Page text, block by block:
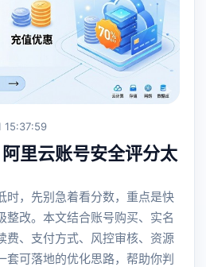
15:37:59
里云账号安全评分太
时，先别急着看分数，重点是快
整改。本文结合账号购买、实名
费、支付方式、风控审核、资源
套可落地的优化思路，帮助你判